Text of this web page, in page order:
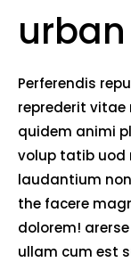
Perferendis
reprederit vitae
quidem animi
volup tatib uod
laudantium
the facere
dolorem!
ullam cum est